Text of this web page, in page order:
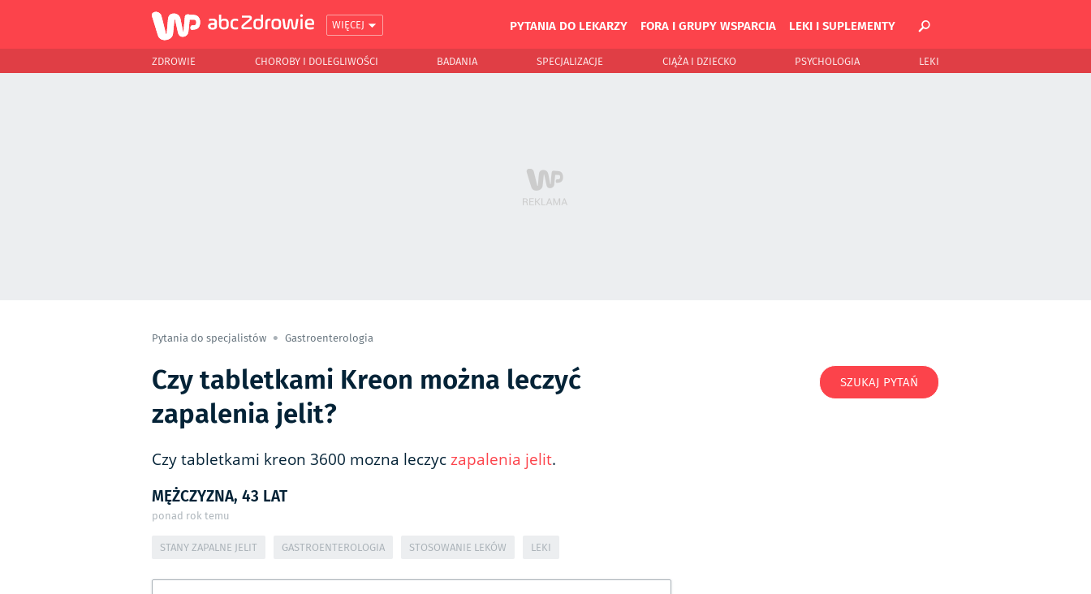
WIĘCEJ PYTANIA DO LEKARZY FORA I GRUPY WSPARCIA LEKI I SUPLEMENTY
ZDROWIE CHOROBY I DOLEGLIWOŚCI BADANIA SPECJALIZACJE CIĄŻA I DZIECKO PSYCHOLOGIA LEKI
Pytania do specjalistów Gastroenterologia
Czy tabletkami Kreon można leczyć
zapalenia jelit?
Czy tabletkami kreon 3600 mozna leczyczapalenia jelit.
MĘŻCZYZNA, 43 LAT
ponad rok temu
STANY ZAPALNE JELIT GASTROENTEROLOGIA STOSOWANIE LEKÓW LEKI
SZUKAJ PYTAŃ